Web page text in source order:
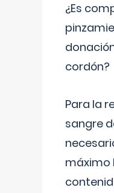
¿Es
cordón?
Para la
sangre
máximo